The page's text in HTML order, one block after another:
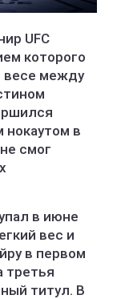
UFC
которого
весе между
нокаутом в
смог
в июне
вес и
в первом
третья
титул. В